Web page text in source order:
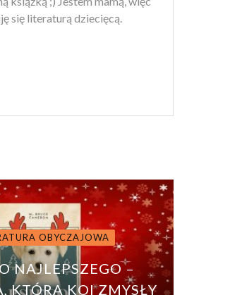
się literaturą dziecięcą.
OBYCZAJOWA
NAJLEPSZEGO –
KTÓRA KOI ZMYSŁY